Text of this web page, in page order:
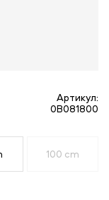
Артикул:
0B081800
100 cm